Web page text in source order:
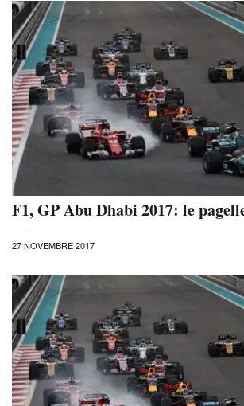
F1, GP Abu Dhabi 2017: le
27 NOVEMBRE 2017